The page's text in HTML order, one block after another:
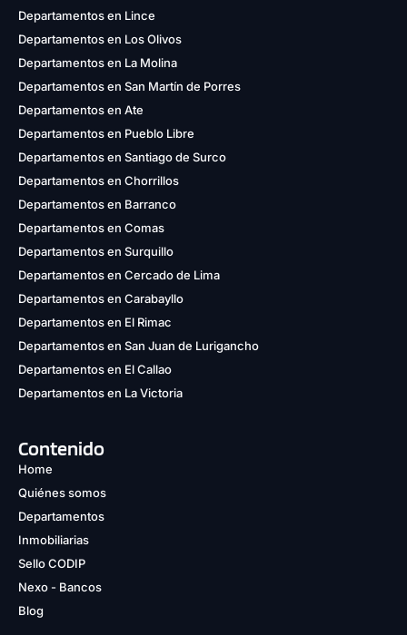
Departamentos en Lince
Departamentos en Los Olivos
Departamentos en La Molina
Departamentos en San Martín de Porres
Departamentos en Ate
Departamentos en Pueblo Libre
Departamentos en Santiago de Surco
Departamentos en Chorrillos
Departamentos en Barranco
Departamentos en Comas
Departamentos en Surquillo
Departamentos en Cercado de Lima
Departamentos en Carabayllo
Departamentos en El Rimac
Departamentos en San Juan de Lurigancho
Departamentos en El Callao
Departamentos en La Victoria
Contenido
Home
Quiénes somos
Departamentos
Inmobiliarias
Sello CODIP
Nexo - Bancos
Blog